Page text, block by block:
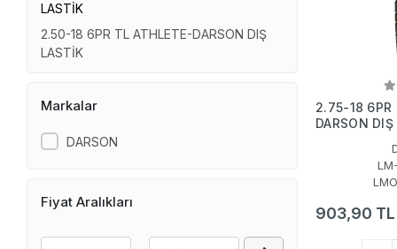
LASTİK
2.50-18 6PR TL ATHLETE-DARSON DIŞ
LASTİK
3.00-18 4PR BL035 TL
90/90-18 4PR BL084 TL
Markalar
DARSON
Fiyat Aralıkları
2.75-18 6PR
DARSON
903,90 TL